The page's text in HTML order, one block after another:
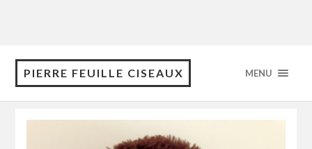
PIERRE FEUILLE CISEAUX MENU
août 2017